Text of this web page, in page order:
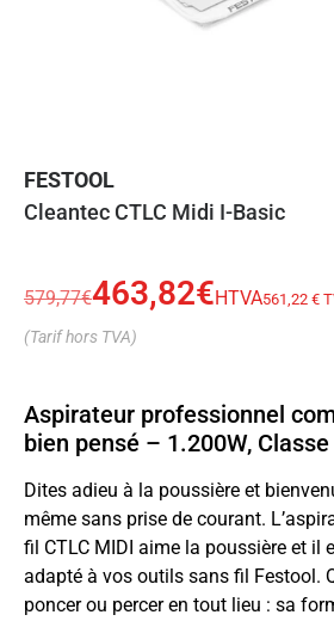
FESTOOL
Cleantec CTLC Midi I-Basic
579,77€463,82€HTVA561,22 €
(Tarif hors TVA)
Aspirateur professionnel
bien pensé – 1.200W, Classe
Dites adieu à la poussière et
même sans prise de courant.
fil CTLC MIDI aime la poussière et il
adapté à vos outils sans fil Festool.
poncer ou percer en tout lieu : sa